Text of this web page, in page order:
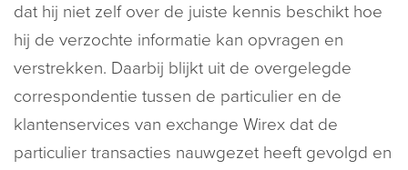
dat hij niet zelf over de juiste kennis beschikt hoe
hij de verzochte informatie kan opvragen en
verstrekken. Daarbij blijkt uit de overgelegde
correspondentie tussen de particulier en de
klantenservices van exchange Wirex dat de
particulier transacties nauwgezet heeft gevolgd en